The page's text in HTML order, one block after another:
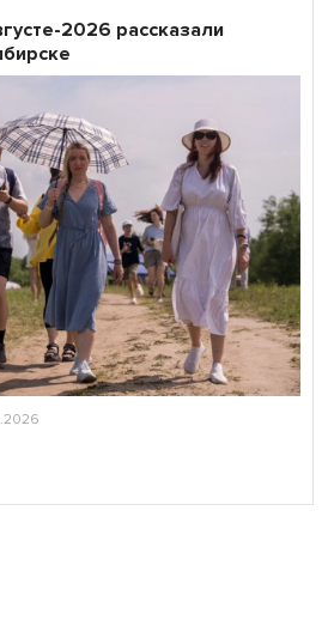
2026 рассказали